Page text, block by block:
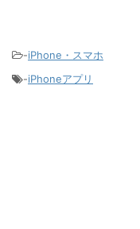
-iPhone・スマホ
-iPhoneアプリ